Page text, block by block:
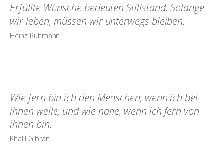
Erfüllte Wünsche bedeuten Stillstand. Solange
wir leben, müssen wir unterwegs bleiben.
Heinz Rühmann
Wie fern bin ich den Menschen, wenn ich bei
ihnen weile, und wie nahe, wenn ich fern von
ihnen bin.
Khalil Gibran